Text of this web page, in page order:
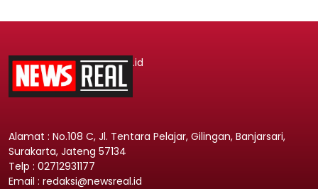
.id
Alamat : No.108 C, Jl. Tentara Pelajar, Gilingan, Banjarsari,
Surakarta, Jateng 57134
Telp : 02712931177
Email : redaksi@newsreal.id